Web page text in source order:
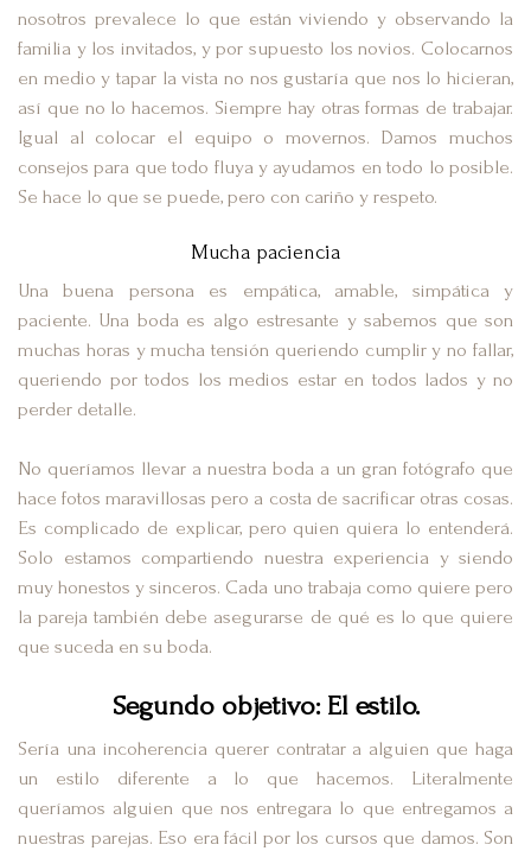
nosotros prevalece lo que están viviendo y observando la
familia y los invitados, y por supuesto los novios. Colocarnos
en medio y tapar la vista no nos gustaría que nos lo hicieran,
así que no lo hacemos. Siempre hay otras formas de trabajar.
Igual al colocar el equipo o movernos. Damos muchos
consejos para que todo fluya y ayudamos en todo lo posible.
Se hace lo que se puede, pero con cariño y respeto.
Mucha paciencia
Una buena persona es empática, amable, simpática y
paciente. Una boda es algo estresante y sabemos que son
muchas horas y mucha tensión queriendo cumplir y no fallar,
queriendo por todos los medios estar en todos lados y no
perder detalle.
No queríamos llevar a nuestra boda a un gran fotógrafo que
hace fotos maravillosas pero a costa de sacrificar otras cosas.
Es complicado de explicar, pero quien quiera lo entenderá.
Solo estamos compartiendo nuestra experiencia y siendo
muy honestos y sinceros. Cada uno trabaja como quiere pero
la pareja también debe asegurarse de qué es lo que quiere
que suceda en su boda.
Segundo objetivo: El estilo.
Sería una incoherencia querer contratar a alguien que haga
un estilo diferente a lo que hacemos. Literalmente
queríamos alguien que nos entregara lo que entregamos a
nuestras parejas. Eso era fácil por los cursos que damos. Son